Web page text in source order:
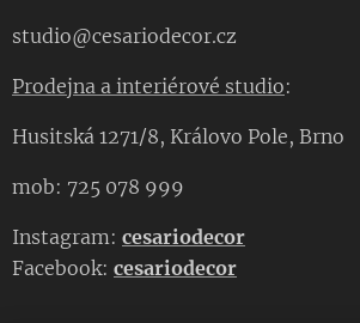
studio@cesariodecor.cz
Prodejna a interiérové studio:
Husitská 1271/8, Královo Pole, Brno
mob: 725 078 999
Instagram: cesariodecor
Facebook: cesariodecor